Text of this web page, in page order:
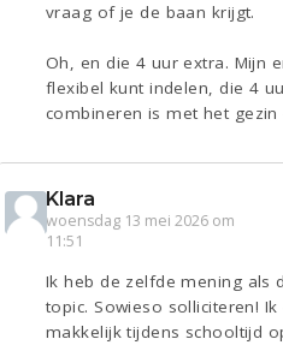
vraag of je de baan krijgt.
Oh, en die 4 uur extra. Mijn
flexibel kunt indelen, die 4
combineren is met het
Klara
woensdag 13 mei 2026 om
11:51
Ik heb de zelfde mening als
topic. Sowieso solliciteren!
makkelijk tijdens schooltijd